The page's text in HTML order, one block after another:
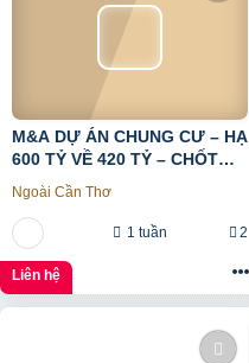
M&A DỰ ÁN CHUNG CƯ – HẠ
600 TỶ VỀ 420 TỶ – CHỐT
LVCC
Ngoài Cần Thơ
1 tuần 2
Liên hệ